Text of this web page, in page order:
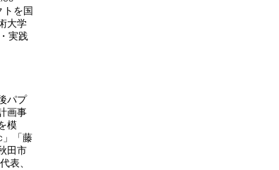
トを国
大学
実践
パプ
画事
模
「藤
田市
表、